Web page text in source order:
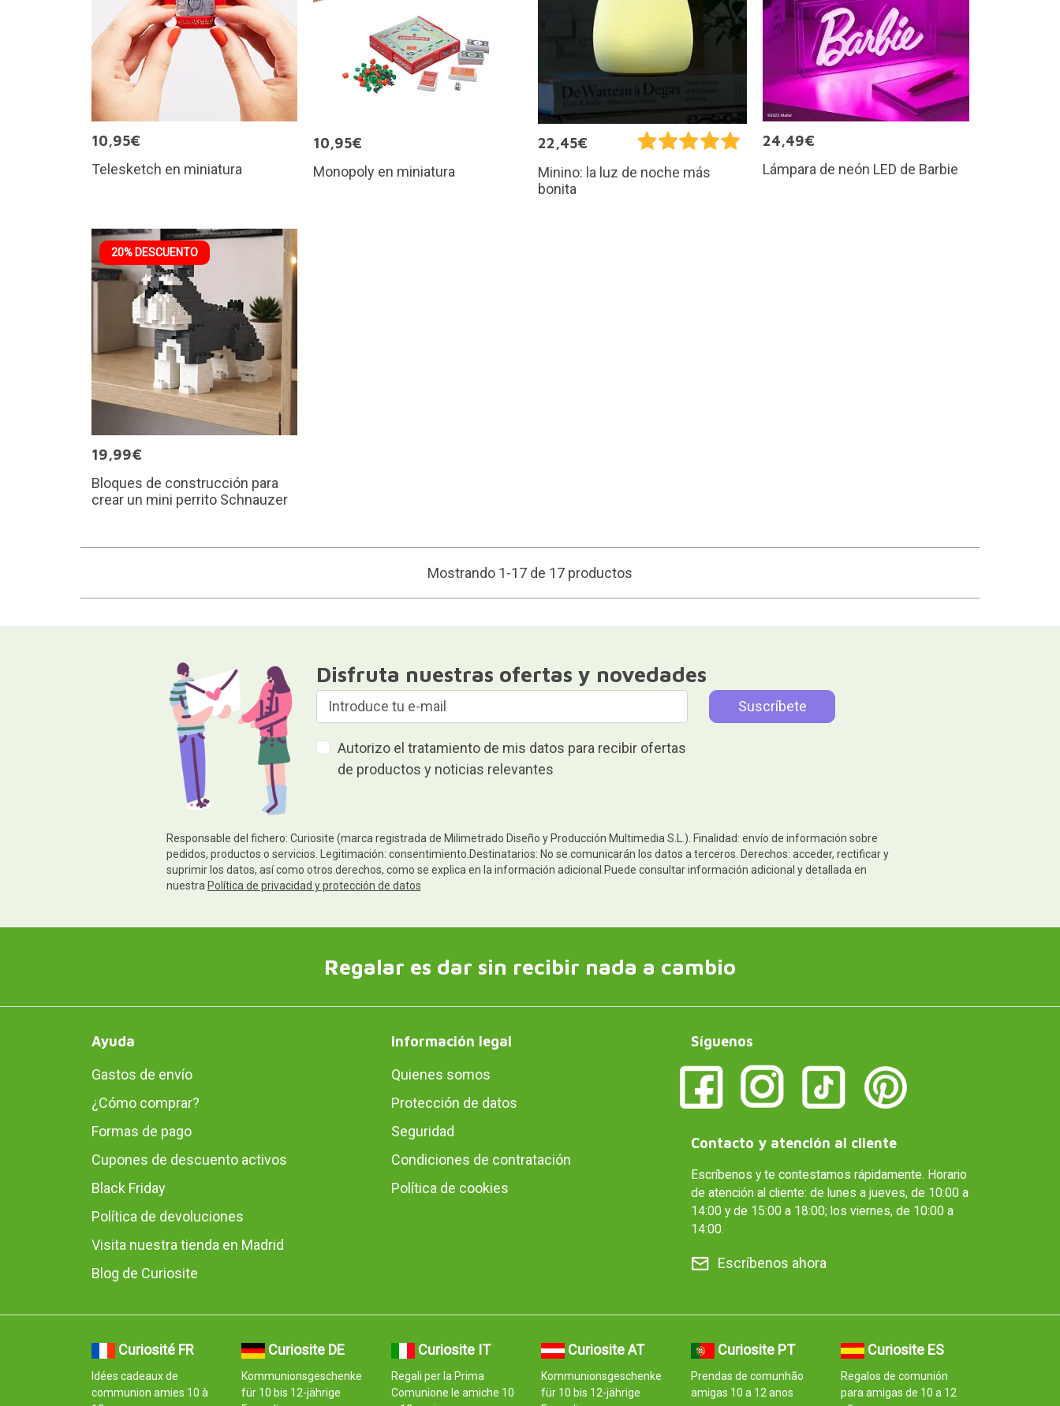
10,95€
Telesketch en miniatura
10,95€
Monopoly en miniatura
22,45€
Minino: la luz de noche más
bonita
24,49€
Lámpara de neón LED de Barbie
20% DESCUENTO
19,99€
Bloques de construcción para
crear un mini perrito Schnauzer
Mostrando 1-17 de 17 productos
Disfruta nuestras ofertas y novedades
Autorizo el tratamiento de mis datos para recibir ofertas
de productos y noticias relevantes
Responsable del fichero: Curiosite (marca registrada de Milimetrado Diseño y Producción Multimedia S.L.). Finalidad: envío de información sobre
pedidos, productos o servicios. Legitimación: consentimiento.Destinatarios: No se comunicarán los datos a terceros. Derechos: acceder, rectificar y
suprimir los datos, así como otros derechos, como se explica en la información adicional.Puede consultar información adicional y detallada en
nuestra Política de privacidad y protección de datos
Regalar es dar sin recibir nada a cambio
Ayuda
Gastos de envío
¿Cómo comprar?
Formas de pago
Cupones de descuento activos
Black Friday
Política de devoluciones
Visita nuestra tienda en Madrid
Blog de Curiosite
Información legal
Quienes somos
Protección de datos
Seguridad
Condiciones de contratación
Política de cookies
Síguenos
Contacto y atención al cliente
Escríbenos y te contestamos rápidamente. Horario
de atención al cliente: de lunes a jueves, de 10:00 a
14:00 y de 15:00 a 18:00; los viernes, de 10:00 a
14:00.
Escríbenos ahora
Curiosité FR
Idées cadeaux de
communion amies 10 à
Curiosite DE
Kommunionsgeschenke
für 10 bis 12-jährige
Curiosite IT
Regali per la Prima
Comunione le amiche 10
Curiosite AT
Kommunionsgeschenke
für 10 bis 12-jährige
Curiosite PT
Prendas de comunhão
amigas 10 a 12 anos
Curiosite ES
Regalos de comunión
para amigas de 10 a 12